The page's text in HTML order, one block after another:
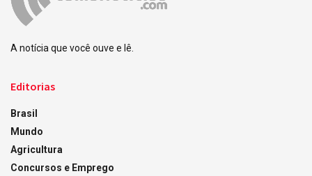
A notícia que você ouve e lê.
Editorias
Brasil
Mundo
Agricultura
Concursos e Emprego